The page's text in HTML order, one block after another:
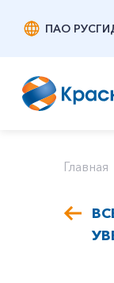
ПАО
Главная